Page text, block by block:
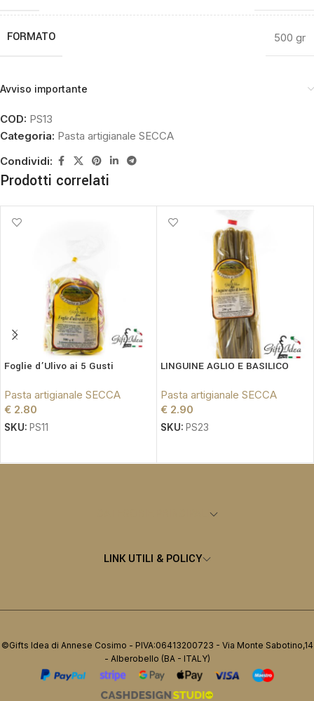
FORMATO 500 gr
Avviso importante
COD: PS13
Categoria: Pasta artigianale SECCA
Condividi:
Prodotti correlati
Foglie d’Ulivo ai 5 Gusti
Pasta artigianale SECCA
€ 2.80
SKU: PS11
LINGUINE AGLIO E BASILICO
Pasta artigianale SECCA
€ 2.90
SKU: PS23
LINK UTILI & POLICY
©Gifts Idea di Annese Cosimo - PIVA:06413200723 - Via Monte Sabotino,14
- Alberobello (BA - ITALY)